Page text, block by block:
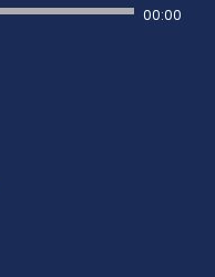
00:00